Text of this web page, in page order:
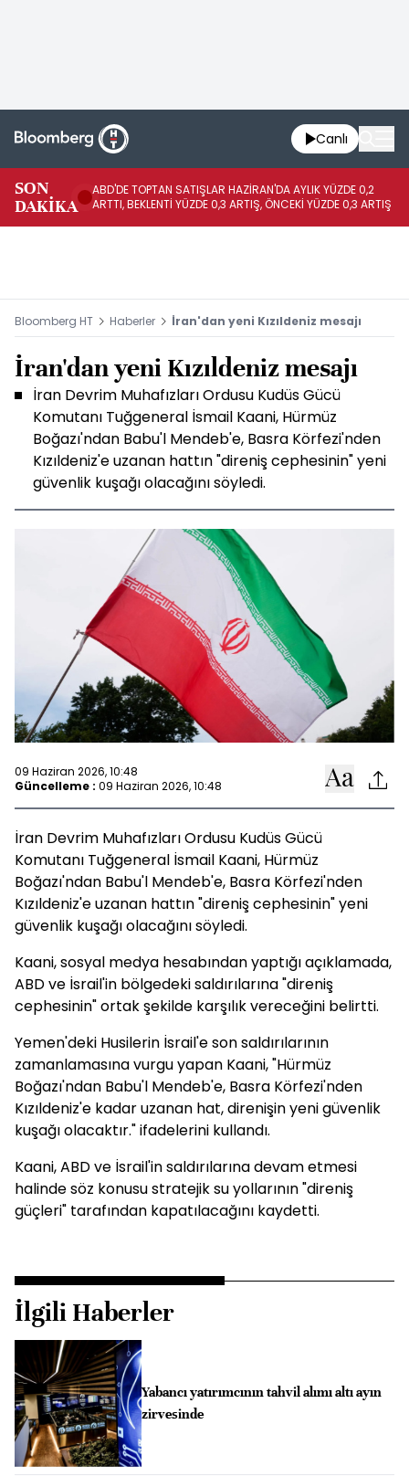
Canlı
SON
DAKİKA
ABD'DE TOPTAN SATIŞLAR HAZİRAN'DA AYLIK YÜZDE 0,2
ARTTI, BEKLENTİ YÜZDE 0,3 ARTIŞ, ÖNCEKİ YÜZDE 0,3 ARTIŞ
Bloomberg HT Haberler İran'dan yeni Kızıldeniz mesajı
İran'dan yeni Kızıldeniz mesajı
İran Devrim Muhafızları Ordusu Kudüs Gücü
Komutanı Tuğgeneral İsmail Kaani, Hürmüz
Boğazı'ndan Babu'l Mendeb'e, Basra Körfezi'nden
Kızıldeniz'e uzanan hattın "direniş cephesinin" yeni
güvenlik kuşağı olacağını söyledi.
09 Haziran 2026, 10:48
Güncelleme : 09 Haziran 2026, 10:48
İran Devrim Muhafızları Ordusu Kudüs Gücü
Komutanı Tuğgeneral İsmail Kaani, Hürmüz
Boğazı'ndan Babu'l Mendeb'e, Basra Körfezi'nden
Kızıldeniz'e uzanan hattın "direniş cephesinin" yeni
güvenlik kuşağı olacağını söyledi.
Kaani, sosyal medya hesabından yaptığı açıklamada,
ABD ve İsrail'in bölgedeki saldırılarına "direniş
cephesinin" ortak şekilde karşılık vereceğini belirtti.
Yemen'deki Husilerin İsrail'e son saldırılarının
zamanlamasına vurgu yapan Kaani, "Hürmüz
Boğazı'ndan Babu'l Mendeb'e, Basra Körfezi'nden
Kızıldeniz'e kadar uzanan hat, direnişin yeni güvenlik
kuşağı olacaktır." ifadelerini kullandı.
Kaani, ABD ve İsrail'in saldırılarına devam etmesi
halinde söz konusu stratejik su yollarının "direniş
güçleri" tarafından kapatılacağını kaydetti.
İlgili Haberler
Yabancı yatırımcının tahvil alımı altı ayın
zirvesinde